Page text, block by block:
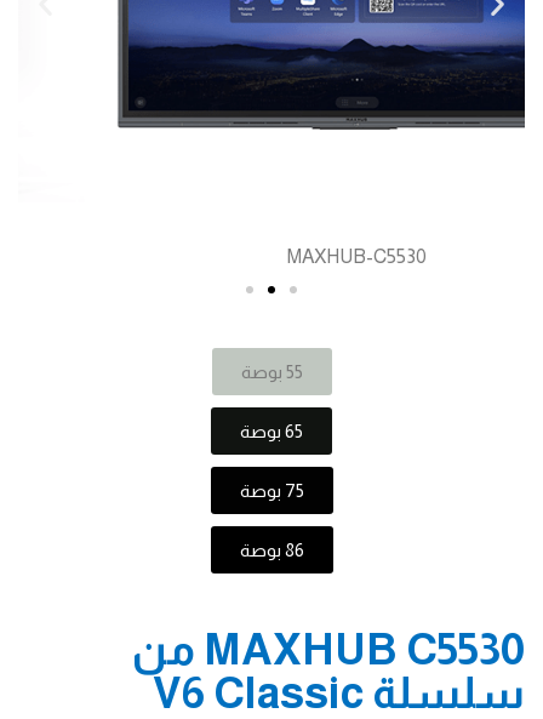
MAXHUB-C5530
55 بوصة
65 بوصة
75 بوصة
86 بوصة
MAXHUB C5530 من
سلسلة V6 Classic